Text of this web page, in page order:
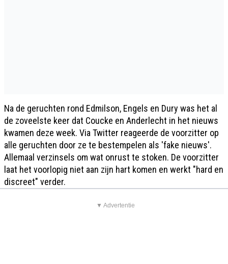
Na de geruchten rond Edmilson, Engels en Dury was het al
de zoveelste keer dat Coucke en Anderlecht in het nieuws
kwamen deze week. Via Twitter reageerde de voorzitter op
alle geruchten door ze te bestempelen als 'fake nieuws'.
Allemaal verzinsels om wat onrust te stoken. De voorzitter
laat het voorlopig niet aan zijn hart komen en werkt "hard en
discreet" verder.
▼ Advertentie